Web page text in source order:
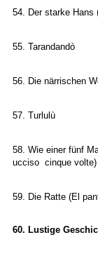
54. Der starke Hans
55. Tarandandò
56. Die närrischen
57. Turlulù
58. Wie einer fünf
ucciso cinque volte)
59. Die Ratte (El
60. Lustige